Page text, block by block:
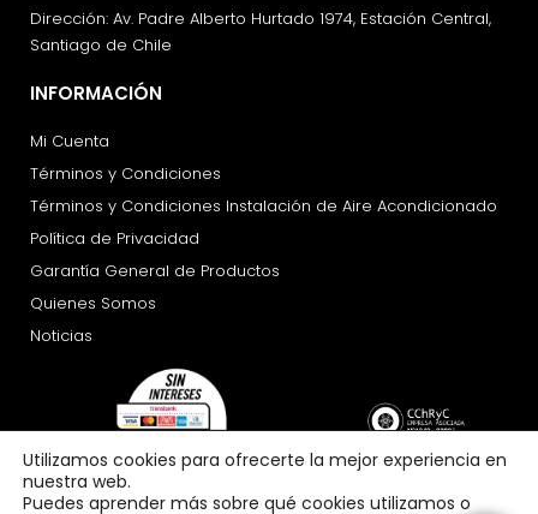
Dirección: Av. Padre Alberto Hurtado 1974, Estación Central,
Santiago de Chile
INFORMACIÓN
Mi Cuenta
Términos y Condiciones
Términos y Condiciones Instalación de Aire Acondicionado
Política de Privacidad
Garantía General de Productos
Quienes Somos
Noticias
Utilizamos cookies para ofrecerte la mejor experiencia en
nuestra web.
Puedes aprender más sobre qué cookies utilizamos o